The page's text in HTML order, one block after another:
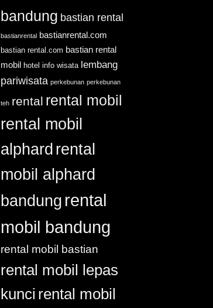
Lebih
untuk
Kebutuhan
bandung bastian rental
bastianrental bastianrental.com
bastian rental.com bastian rental
mobil hotel info wisata lembang
pariwisata perkebunan perkebunan
teh rental rental mobil
rental mobil
alphard rental
mobil alphard
bandung rental
mobil bandung
rental mobil bastian
rental mobil lepas
kunci rental mobil